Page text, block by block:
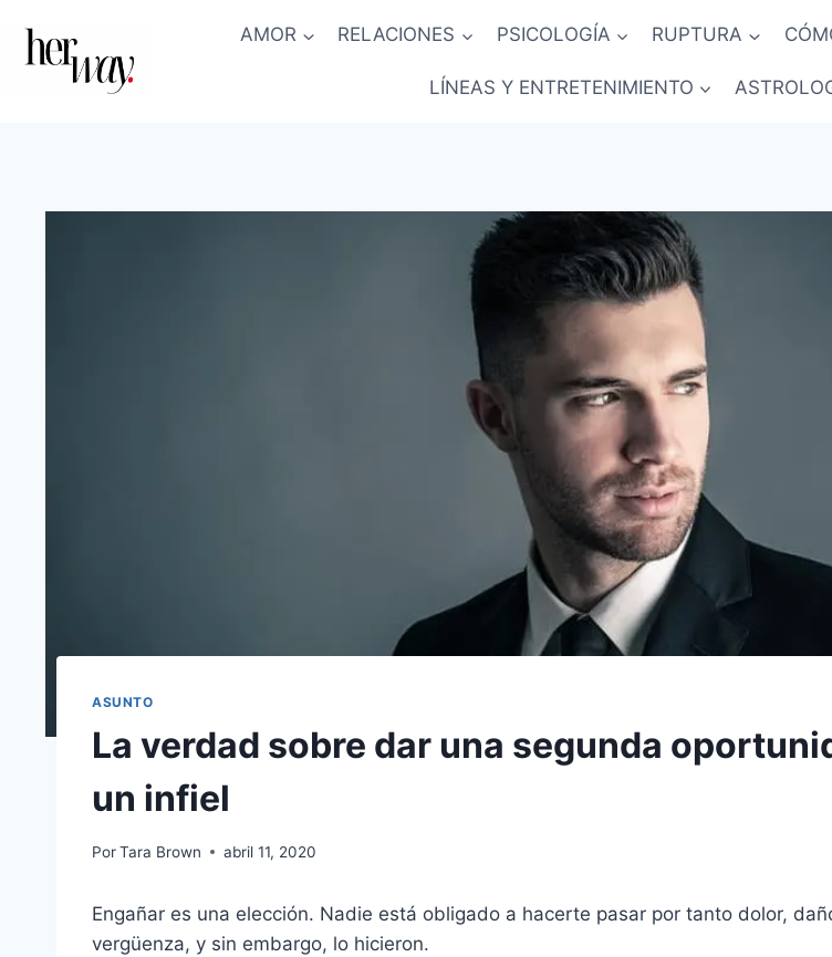
contenido
AMOR RELACIONES PSICOLOGÍA RUPTURA
LÍNEAS Y ENTRETENIMIENTO
ASUNTO
La verdad sobre dar una segunda
un infiel
PorTara Brown abril 11, 2020
Engañar es una elección. Nadie está obligado a hacerte pasar por tanto dolor,
vergüenza, y sin embargo, lo hicieron.